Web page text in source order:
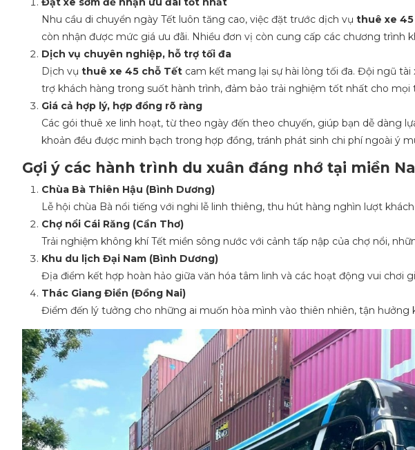
Nhu cầu di chuyển ngày Tết luôn tăng cao, việc đặt trước dịch vụ thuê xe
còn nhận được mức giá ưu đãi. Nhiều đơn vị còn cung cấp các chương trình
Dịch vụ chuyên nghiệp, hỗ trợ tối đa
Dịch vụ thuê xe 45 chỗ Tết cam kết mang lại sự hài lòng tối đa. Đội ngũ
trợ khách hàng trong suốt hành trình, đảm bảo trải nghiệm tốt nhất cho mọi
Giá cả hợp lý, hợp đồng rõ ràng
Các gói thuê xe linh hoạt, từ theo ngày đến theo chuyến, giúp bạn dễ dàng
khoản đều được minh bạch trong hợp đồng, tránh phát sinh chi phí ngoài ý
Gợi ý các hành trình du xuân đáng nhớ tại miền
Chùa Bà Thiên Hậu (Bình Dương)
Lễ hội chùa Bà nổi tiếng với nghi lễ linh thiêng, thu hút hàng nghìn lượt
Chợ nổi Cái Răng (Cần Thơ)
Trải nghiệm không khí Tết miền sông nước với cảnh tấp nập của chợ nổi,
Khu du lịch Đại Nam (Bình Dương)
Địa điểm kết hợp hoàn hảo giữa văn hóa tâm linh và các hoạt động vui chơi
Thác Giang Điền (Đồng Nai)
Điểm đến lý tưởng cho những ai muốn hòa mình vào thiên nhiên, tận hưởng